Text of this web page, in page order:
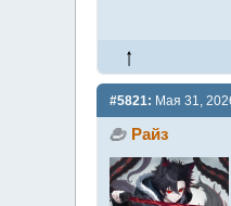
#5821: Мая 31,
Райз